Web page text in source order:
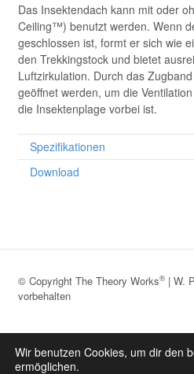
Das Insektendach kann mit oder
Ceiling™) benutzt werden. Wenn
geschlossen ist, formt er sich wie
den Trekkingstock und bietet
Luftzirkulation. Durch das
geöffnet werden, um die
die Insektenplage vorbei ist.
Spezifikationen
Download
© Copyright The Theory Works®| W.
vorbehalten
Datenschutz|
Wir benutzen Cookies, um dir den
ermöglichen.